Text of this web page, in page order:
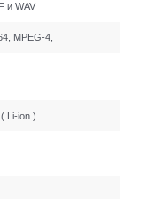
и WAV
MPEG-4,
Li-ion )